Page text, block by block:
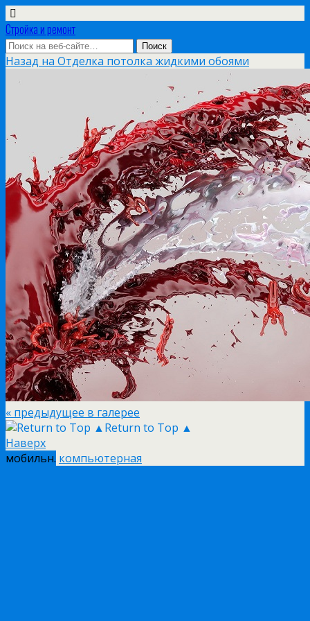
Стройка и ремонт
Назад на Отделка потолка жидкими обоями
« предыдущее в галерее
Return to Top ▲
Наверх
мобильн. компьютерная